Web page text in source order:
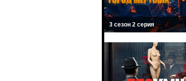
3 сезон 2 серия